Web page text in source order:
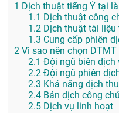
1 Dịch thuật tiếng Ý tại
1.1 Dịch thuật công
1.2 Dịch thuật tài
1.3 Cung cấp phiên
2 Vì sao nên chọn
2.1 Đội ngũ biên dịch
2.2 Đội ngũ phiên
2.3 Khả năng dịch
2.4 Bản dịch công
2.5 Dịch vụ linh hoạt